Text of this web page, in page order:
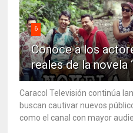
6
Conoce a los
reales de la novela
Caracol Televisión continúa
buscan cautivar nuevos
como el canal con mayor